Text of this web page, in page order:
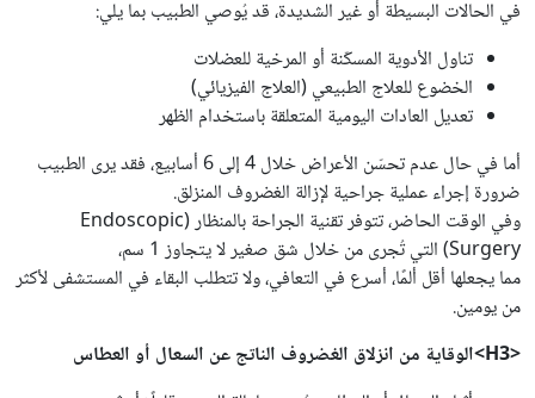
في الحالات البسيطة أو غير الشديدة، قد يُوصي الطبيب بما يلي:
تناول الأدوية المسكّنة أو المرخية للعضلات
الخضوع للعلاج الطبيعي (العلاج الفيزيائي)
تعديل العادات اليومية المتعلقة باستخدام الظهر
أما في حال عدم تحسّن الأعراض خلال 4 إلى 6 أسابيع، فقد يرى الطبيب
ضرورة إجراء عملية جراحية لإزالة الغضروف المنزلق.
وفي الوقت الحاضر، تتوفر تقنية الجراحة بالمنظار (Endoscopic
Surgery) التي تُجرى من خلال شق صغير لا يتجاوز 1 سم،
مما يجعلها أقل ألمًا، أسرع في التعافي، ولا تتطلب البقاء في المستشفى لأكثر
من يومين.
<H3>الوقاية من انزلاق الغضروف الناتج عن السعال أو العطاس